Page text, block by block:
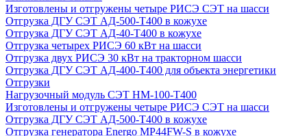
Изготовлены и отгружены четыре РИСЭ СЭТ на шасси
Отгрузка ДГУ СЭТ АД-500-Т400 в кожухе
Отгрузка ДГУ СЭТ АД-40-Т400 в кожухе
Отгрузка четырех РИСЭ 60 кВт на шасси
Отгрузка двух РИСЭ 30 кВт на тракторном шасси
Отгрузка ДГУ СЭТ АД-400-Т400 для объекта энергетики
Отгрузки
Нагрузочный модуль СЭТ НМ-100-Т400
Изготовлены и отгружены четыре РИСЭ СЭТ на шасси
Отгрузка ДГУ СЭТ АД-500-Т400 в кожухе
Отгрузка генератора Energo MP44FW-S в кожухе